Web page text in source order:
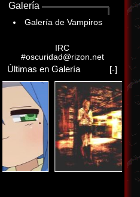
Galería
Galería de Vampiros
IRC
#oscuridad@rizon.net
Últimas en Galería [-]